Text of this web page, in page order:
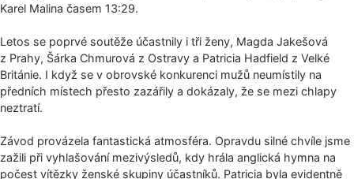
Karel Malina časem 13:29.
Letos se poprvé soutěže účastnily i tři ženy, Magda Jakešová
z Prahy, Šárka Chmurová z Ostravy a Patricia Hadfield z Velké
Británie. I když se v obrovské konkurenci mužů neumístily na
předních místech přesto zazářily a dokázaly, že se mezi chlapy
neztratí.
Závod provázela fantastická atmosféra. Opravdu silné chvíle jsme
zažili při vyhlašování mezivýsledů, kdy hrála anglická hymna na
počest vítězky ženské skupiny účastníků. Patricia byla evidentně